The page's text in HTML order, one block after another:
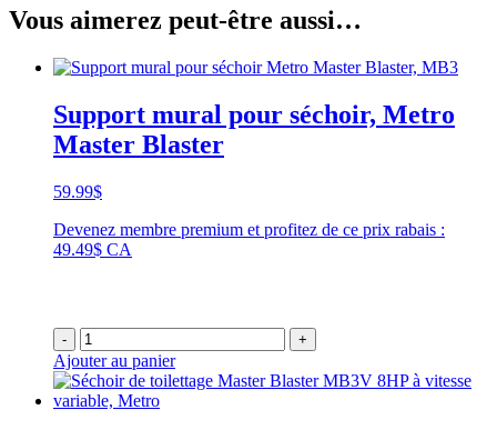
Vous aimerez peut-être aussi…
Support mural pour séchoir, Metro
Master Blaster
59.99$
Devenez membre premium et profitez de ce prix rabais :
49.49$ CA
- +
Ajouter au panier